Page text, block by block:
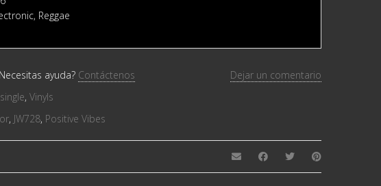
Reggae
ayuda? Contáctenos
Dejar un comentario
,Vinyls
, JW728, Positive Vibes